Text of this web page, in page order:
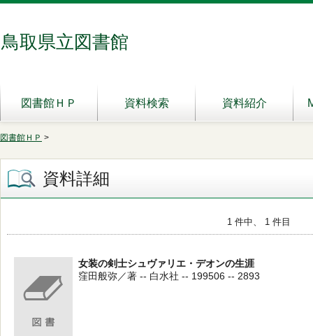
鳥取県立図書館
図書館ＨＰ 資料検索 資料紹介
図書館ＨＰ >
資料詳細
1 件中、 1 件目
女装の剣士シュヴァリエ・デオンの生涯
窪田般弥／著 -- 白水社 -- 199506 -- 2893